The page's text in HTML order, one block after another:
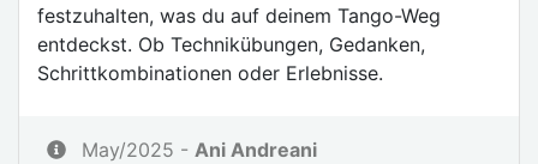
festzuhalten, was du auf deinem Tango-Weg
entdeckst. Ob Technikübungen, Gedanken,
Schrittkombinationen oder Erlebnisse.
May/2025 - Ani Andreani